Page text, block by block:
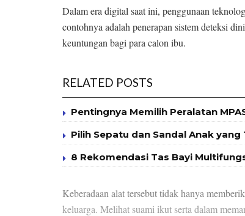
Dalam era digital saat ini, penggunaan
contohnya adalah penerapan sistem deteksi
keuntungan bagi para calon ibu.
RELATED POSTS
Pentingnya Memilih Peralatan
Pilih Sepatu dan Sandal Anak
8 Rekomendasi Tas Bayi
Keberadaan alat tersebut tidak hanya
keluarga. Melihat suami ikut serta dalam